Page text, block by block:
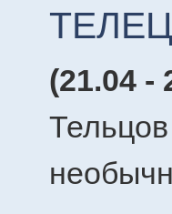
ТЕЛЕЦ
(21.04 -